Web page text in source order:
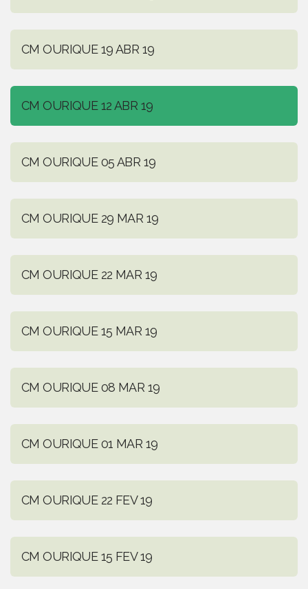
CM OURIQUE 19 ABR 19
CM OURIQUE 12 ABR 19
CM OURIQUE 05 ABR 19
CM OURIQUE 29 MAR 19
CM OURIQUE 22 MAR 19
CM OURIQUE 15 MAR 19
CM OURIQUE 08 MAR 19
CM OURIQUE 01 MAR 19
CM OURIQUE 22 FEV 19
CM OURIQUE 15 FEV 19